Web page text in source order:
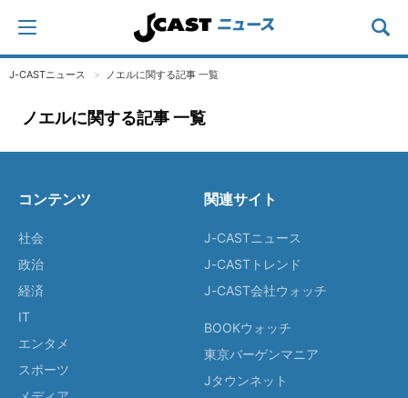
J-CASTニュース ノエルに関する記事 一覧
ノエルに関する記事 一覧
コンテンツ
社会
政治
経済
IT
エンタメ
スポーツ
関連サイト
J-CASTニュース
J-CASTトレンド
J-CAST会社ウォッチ
BOOKウォッチ
東京バーゲンマニア
Jタウンネット